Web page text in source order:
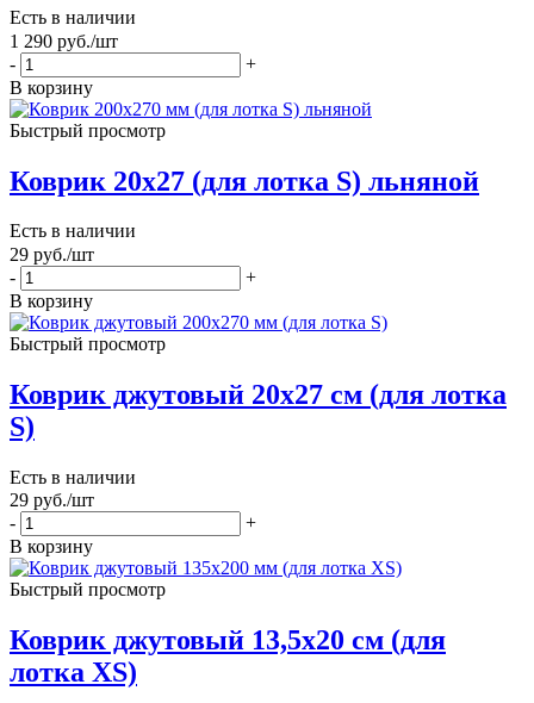
Есть в наличии
1 290 руб./шт
-
+
В корзину
Быстрый просмотр
Коврик 20х27 (для лотка S) льняной
Есть в наличии
29 руб./шт
-
+
В корзину
Быстрый просмотр
Коврик джутовый 20х27 см (для лотка
S)
Есть в наличии
29 руб./шт
-
+
В корзину
Быстрый просмотр
Коврик джутовый 13,5х20 см (для
лотка XS)